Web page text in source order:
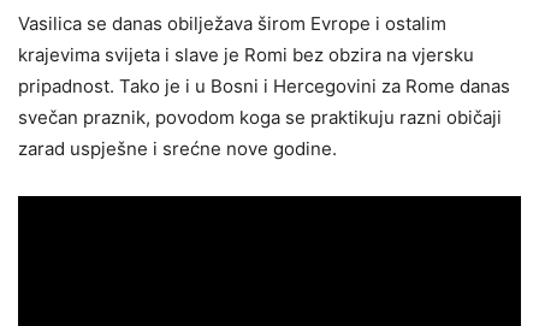
Vasilica se danas obilježava širom Evrope i ostalim
krajevima svijeta i slave je Romi bez obzira na vjersku
pripadnost. Tako je i u Bosni i Hercegovini za Rome danas
svečan praznik, povodom koga se praktikuju razni običaji
zarad uspješne i srećne nove godine.